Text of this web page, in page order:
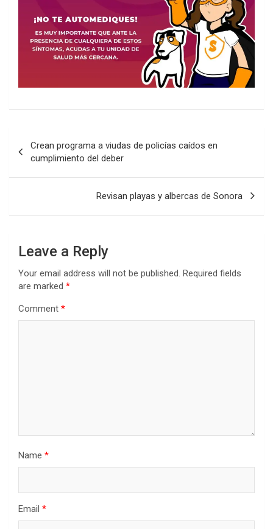
navigation
Crean programa a viudas de policías caídos en
cumplimiento del deber
Revisan playas y albercas de Sonora
Leave a Reply
Your email address will not be published. Required fields
are marked *
Comment *
Name *
Email *